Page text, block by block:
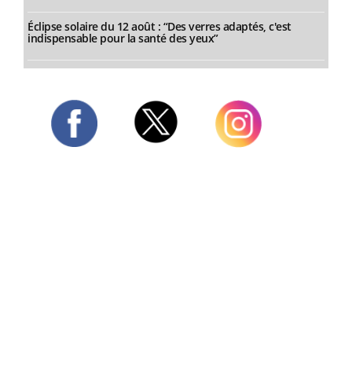
Éclipse solaire du 12 août : “Des verres adaptés, c'est
indispensable pour la santé des yeux”